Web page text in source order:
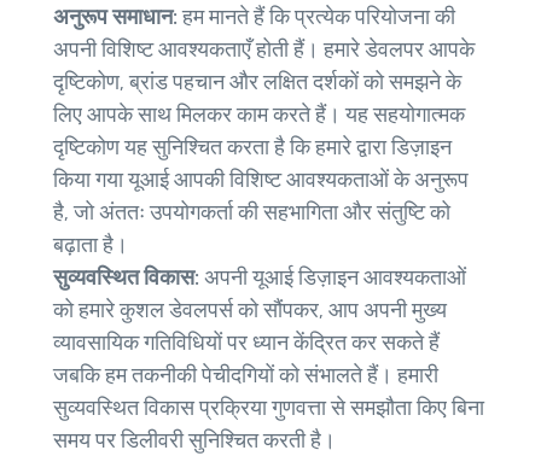
अनुरूप समाधान:हम मानते हैं कि प्रत्येक परियोजना की
अपनी विशिष्ट आवश्यकताएँ होती हैं। हमारे डेवलपर आपके
दृष्टिकोण, ब्रांड पहचान और लक्षित दर्शकों को समझने के
लिए आपके साथ मिलकर काम करते हैं। यह सहयोगात्मक
दृष्टिकोण यह सुनिश्चित करता है कि हमारे द्वारा डिज़ाइन
किया गया यूआई आपकी विशिष्ट आवश्यकताओं के अनुरूप
है, जो अंततः उपयोगकर्ता की सहभागिता और संतुष्टि को
बढ़ाता है।
सुव्यवस्थित विकास: अपनी यूआई डिज़ाइन आवश्यकताओं
को हमारे कुशल डेवलपर्स को सौंपकर, आप अपनी मुख्य
व्यावसायिक गतिविधियों पर ध्यान केंद्रित कर सकते हैं
जबकि हम तकनीकी पेचीदगियों को संभालते हैं। हमारी
सुव्यवस्थित विकास प्रक्रिया गुणवत्ता से समझौता किए बिना
समय पर डिलीवरी सुनिश्चित करती है।